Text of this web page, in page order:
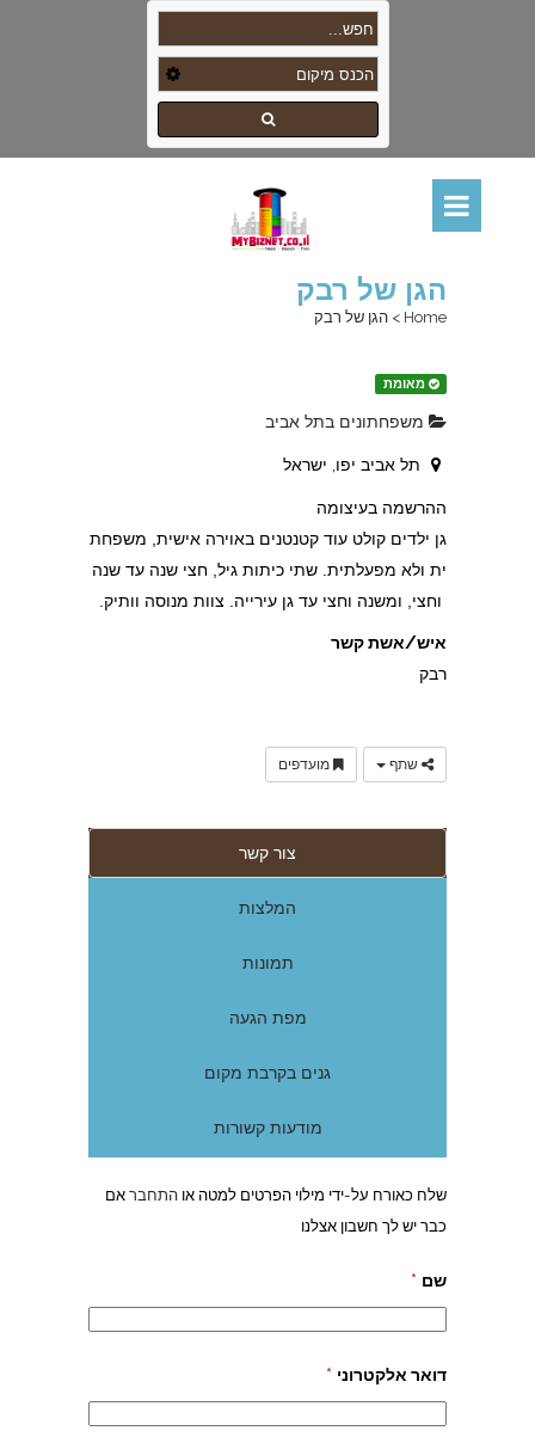
הגן של רבק
Home
> הגן של רבק
מאומת
משפחתונים בתל אביב
תל אביב יפו, ישראל
ההרשמה בעיצומה
גן ילדים קולט עוד קטנטנים באוירה אישית, משפחת
ית ולא מפעלתית. שתי כיתות גיל, חצי שנה עד שנה
וחצי, ומשנה וחצי עד גן עירייה. צוות מנוסה וותיק.
איש/אשת קשר
רבק
שתף מועדפים
צור קשר
המלצות
תמונות
מפת הגעה
גנים בקרבת מקום
מודעות קשורות
שלח כאורח על-ידי מילוי הפרטים למטה או התחבראם
כבר יש לך חשבון אצלנו
שם *
דואר אלקטרוני *